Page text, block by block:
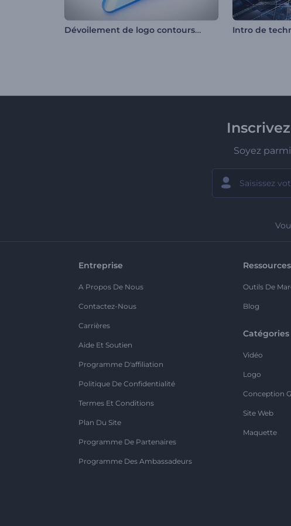
Dévoilement de logo contours nets
Soyez
Entreprise
A Propos De Nous
Contactez-Nous
Carrières
Aide Et Soutien
Programme D'affiliation
Politique De Confidentialité
Termes Et Conditions
Plan Du Site
Programme De Partenaires
Programme Des Ambassadeurs
Ressources
Outils De
Blog
Catégories
Vidéo
Logo
Conception
Site Web
Maquette